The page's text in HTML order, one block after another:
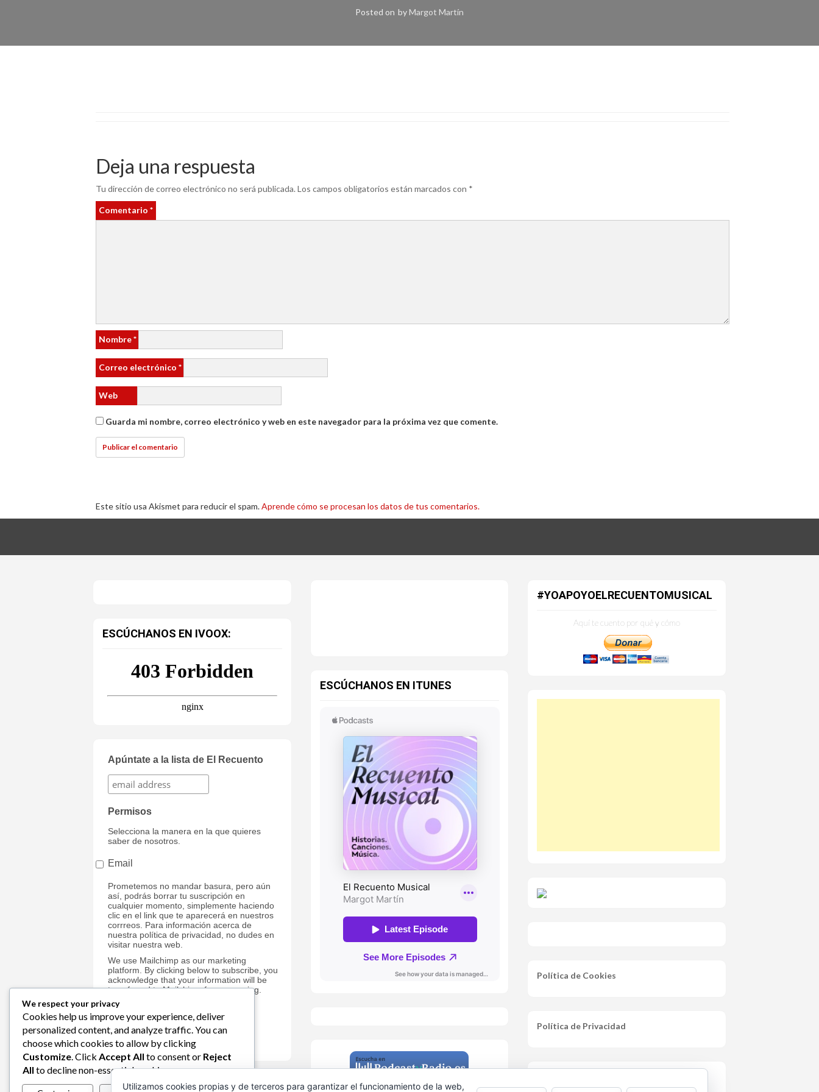
Posted on byMargot Martín
Deja una respuesta
Tu dirección de correo electrónico no será publicada. Los campos obligatorios están marcados con *
Comentario *
Nombre*
Correo electrónico *
Web
Guarda mi nombre, correo electrónico y web en este navegador para la próxima vez que comente.
Este sitio usa Akismet para reducir el spam.Aprende cómo se procesan los datos de tus comentarios.
ESCÚCHANOS EN IVOOX:
Apúntate a la lista de El Recuento
Permisos
Selecciona la manera en la que quieres
saber de nosotros.
Email
Prometemos no mandar basura, pero aún
así, podrás borrar tu suscripción en
cualquier momento, simplemente haciendo
clic en el link que te aparecerá en nuestros
corrreos. Para información acerca de
nuestra política de privacidad, no dudes en
visitar nuestra web.
We use Mailchimp as our marketing
platform. By clicking below to subscribe, you
acknowledge that your information will be
transferred to Mailchimp for processing.
practices here.
ESCÚCHANOS EN ITUNES
#YOAPOYOELRECUENTOMUSICAL
Aquí te cuento por qué y cómo
Política de Cookies
Política de Privacidad
We respect your privacy
Cookies help us improve your experience, deliver
personalized content, and analyze traffic. You can
choose which cookies to allow by clicking
Customize. Click Accept All to consent or Reject
All to decline non-essential cookies.
Utilizamos cookies propias y de terceros para garantizar el funcionamiento de la web,